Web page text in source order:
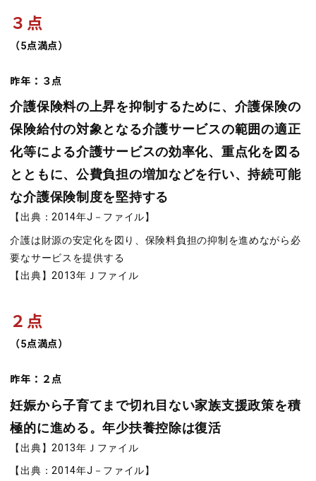
３点
（5点満点）
昨年：３点
介護保険料の上昇を抑制するために、介護保険の
保険給付の対象となる介護サービスの範囲の適正
化等による介護サービスの効率化、重点化を図る
とともに、公費負担の増加などを行い、持続可能
な介護保険制度を堅持する
【出典：2014年J－ファイル】
介護は財源の安定化を図り、保険料負担の抑制を進めながら必
要なサービスを提供する
【出典】2013年Ｊファイル
２点
（5点満点）
昨年：２点
妊娠から子育てまで切れ目ない家族支援政策を積
極的に進める。年少扶養控除は復活
【出典】2013年Ｊファイル
【出典：2014年J－ファイル】